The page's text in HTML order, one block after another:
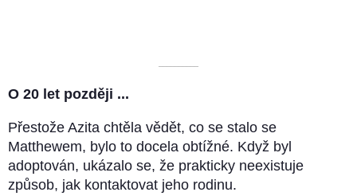
––––––––––
O 20 let později ...
Přestože Azita chtěla vědět, co se stalo se
Matthewem, bylo to docela obtížné. Když byl
adoptován, ukázalo se, že prakticky neexistuje
způsob, jak kontaktovat jeho rodinu.